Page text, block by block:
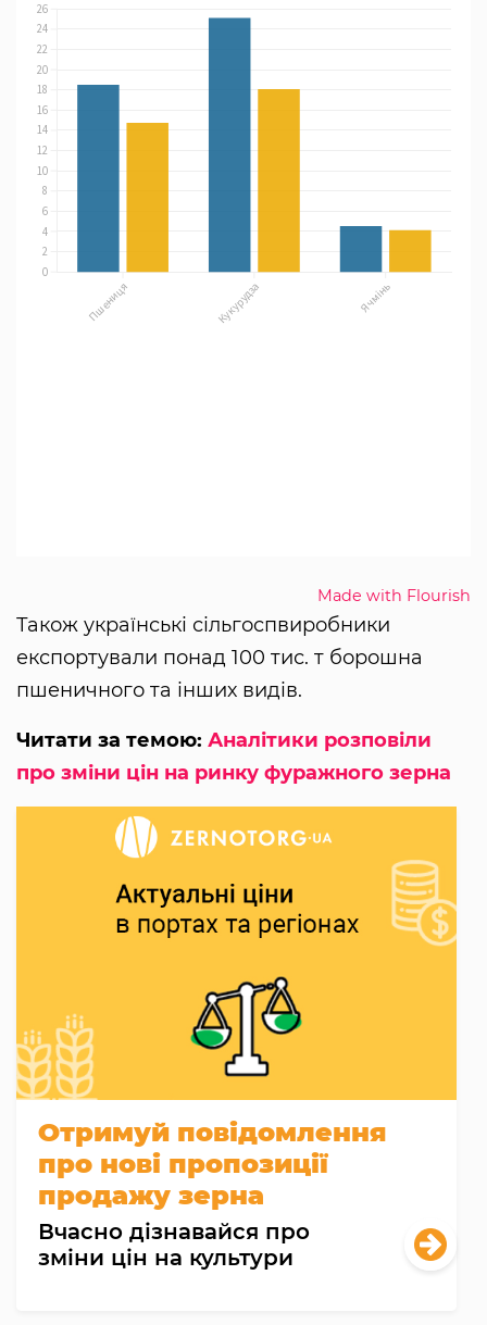
Made with Flourish
Також українські сільгоспвиробники
експортували понад 100 тис. т борошна
пшеничного та інших видів.
Читати за темою: Аналітики розповіли
про зміни цін на ринку фуражного зерна
Отримуй повідомлення
про нові пропозиції
продажу зерна
Вчасно дізнавайся про
зміни цін на культури